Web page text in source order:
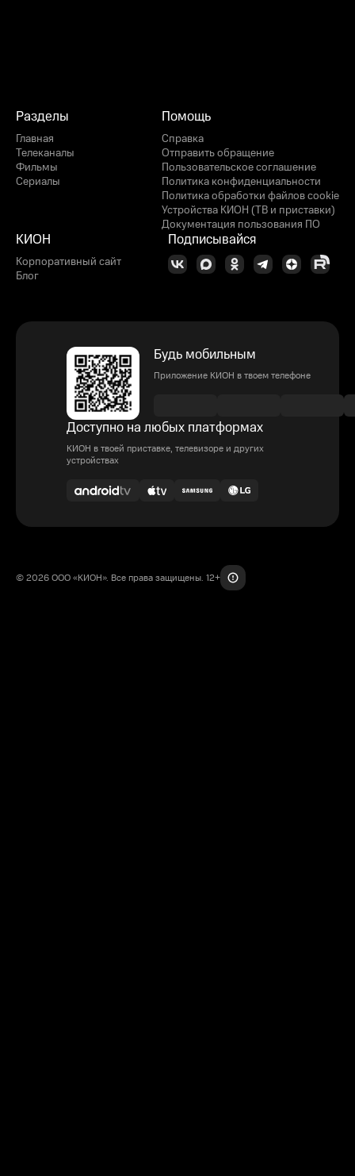
Разделы
Главная
Телеканалы
Фильмы
Сериалы
Помощь
Справка
Отправить обращение
Пользовательское соглашение
Политика конфиденциальности
Политика обработки файлов cookie
Устройства КИОН (ТВ и приставки)
Документация пользования ПО
КИОН
Корпоративный сайт
Блог
Подписывайся
Будь мобильным
Приложение КИОН в твоем телефоне
Доступно на любых платформах
КИОН в твоей приставке, телевизоре и других
устройствах
© 2026 ООО «КИОН». Все права защищены. 12+